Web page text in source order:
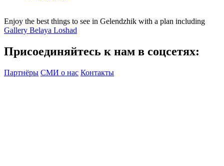
Enjoy the best things to see in Gelendzhik with a plan including
Gallery Belaya Loshad
Присоединяйтесь к нам в соцсетях:
Партнёры СМИ о нас Контакты